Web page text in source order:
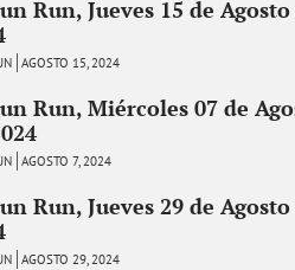
Run, Jueves 15 de Agosto
AGOSTO 15, 2024
Run, Miércoles 07 de
AGOSTO 7, 2024
Run, Jueves 29 de Agosto
AGOSTO 29, 2024